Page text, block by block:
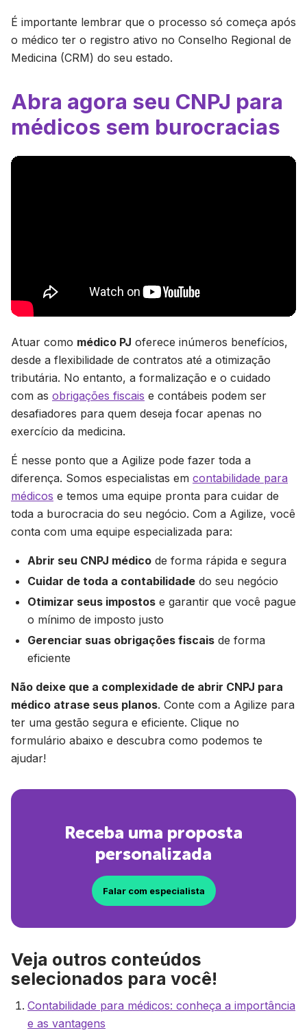
É importante lembrar que o processo só começa após
o médico ter o registro ativo no Conselho Regional de
Medicina (CRM) do seu estado.
Abra agora seu CNPJ para
médicos sem burocracias
Atuar como médico PJ oferece inúmeros benefícios,
desde a flexibilidade de contratos até a otimização
tributária. No entanto, a formalização e o cuidado
com as obrigações fiscais e contábeis podem ser
desafiadores para quem deseja focar apenas no
exercício da medicina.
É nesse ponto que a Agilize pode fazer toda a
diferença. Somos especialistas em contabilidade para
médicos e temos uma equipe pronta para cuidar de
toda a burocracia do seu negócio. Com a Agilize, você
conta com uma equipe especializada para:
Abrir seu CNPJ médico de forma rápida e segura
Cuidar de toda a contabilidade do seu negócio
Otimizar seus impostos e garantir que você pague
o mínimo de imposto justo
Gerenciar suas obrigações fiscais de forma
eficiente
Não deixe que a complexidade de abrir CNPJ para
médico atrase seus planos. Conte com a Agilize para
ter uma gestão segura e eficiente. Clique no
formulário abaixo e descubra como podemos te
ajudar!
Receba uma proposta
personalizada
Falar com especialista
Veja outros conteúdos
selecionados para você!
Contabilidade para médicos: conheça a importância
e as vantagens